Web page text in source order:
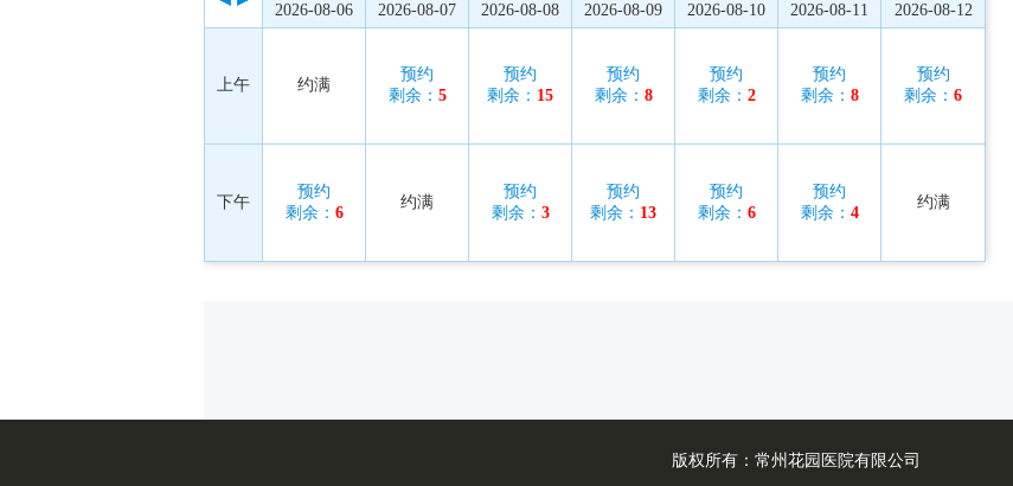
2026-08-06
2026-08-07
2026-08-08
2026-08-09
2026-08-10
2026-08-11
2026-08-12
上午 约满
预约
剩余： 5
预约
剩余： 15
预约
剩余： 8
预约
剩余： 2
预约
剩余： 8
预约
剩余： 6
下午
预约
剩余： 6
约满
预约
剩余： 3
预约
剩余： 13
预约
剩余： 6
预约
剩余： 4
约满
版权所有：常州花园医院有限公司